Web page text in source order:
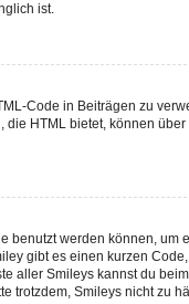
ist.
Code in Beiträgen zu
die HTML bietet, können
benutzt werden können, um
gibt es einen kurzen
aller Smileys kannst du
trotzdem, Smileys nicht zu